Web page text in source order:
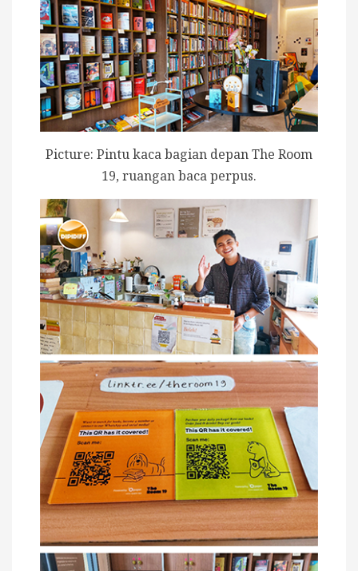
Picture: Pintu kaca bagian depan The Room
19, ruangan baca perpus.